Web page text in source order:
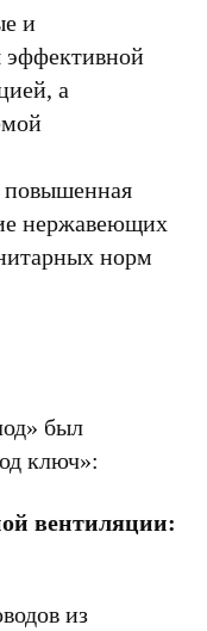
и
эффективной
а
повышенная
нержавеющих
норм
был
ключ»:
вентиляции:
из